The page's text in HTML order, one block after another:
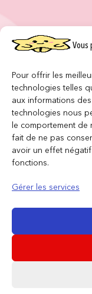
Vous
Pour offrir les
technologies telles
aux informations
technologies nous
le comportement de
fait de ne pas
avoir un effet
fonctions.
Gérer les services